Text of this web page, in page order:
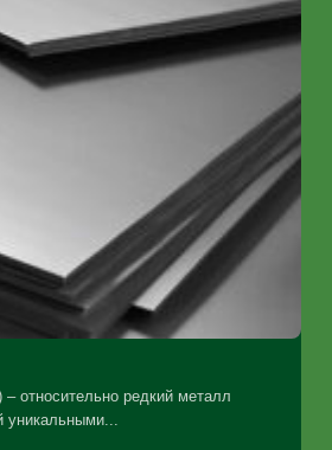
– относительно редкий металл